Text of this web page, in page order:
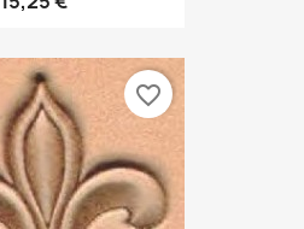
favorite_border